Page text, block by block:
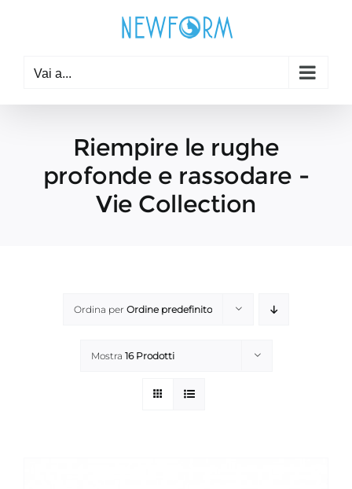
Vai a...
Riempire le rughe
profonde e rassodare -
Vie Collection
Ordina per Ordine predefinito
Mostra 16 Prodotti